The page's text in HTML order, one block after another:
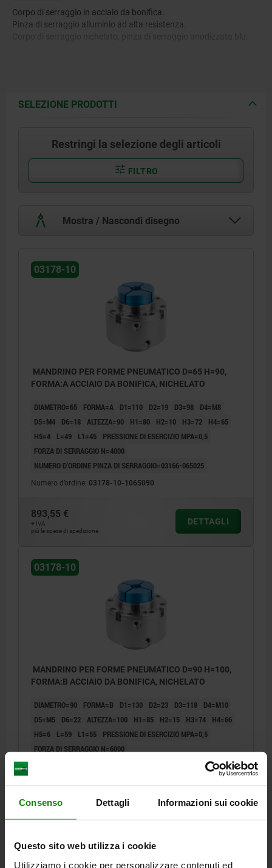
Consenso Dettagli Informazioni sui cookie
Questo sito web utilizza i cookie
Utilizziamo i cookie per personalizzare contenuti ed
Corpo di serraggio in acciaio da bonifica.
Pinza di serraggio alluminio ad alta resistenza.
SELEZIONE PRODOTTI
Restringi la selezione degli articoli
FILTRO
Mostra / Nascondi disegno
03178-10
MANDRINO PER FORME PNEUMATICO D=65 H=90,
FORMA:A ACCIAIO DA BONIFICA, NICHELATO
DIAMETRO=65 FORMA=A D1=110 D2=19 D3=98
D4=M8
D5=M4
D6=18 ALTEZZA=90 H1=80 H2=10 H3=72
H4=65
H5=4
L=49 L1=45
PRESSIONE DI ESERCIZIO MPA=0,5
FORZA DI SERRAGGIO N=4000
NUMERO D'ORDINE PINZA DI SERRAGGIO=03166-065025
Numero d’ordine: 03178-10-1065090
893,55 €
+ IVA
più le spese di spedizione
DETTAGLI
03178-10
MANDRINO PER FORME PNEUMATICO D=90 H=100,
FORMA:B ACCIAIO DA BONIFICA, NICHELATO
DIAMETRO=90 FORMA=B D1=130 D2=23 D3=118
D4=M10
D5=M5
D6=22 ALTEZZA=100 H1=85 H2=15 H3=74
H4=66
H5=6
L=59 L1=55
PRESSIONE DI ESERCIZIO MPA=0,5
FORZA DI SERRAGGIO N=6000
+ IVA